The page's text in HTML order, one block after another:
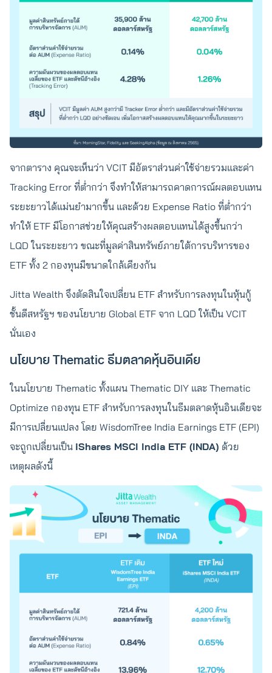
จากตาราง คุณจะเห็นว่า VCIT มีอัตราส่วนค่าใช้จ่ายรวมและค่า
Tracking Error ที่ต่ำกว่า จึงทำให้สามารถคาดการณ์ผลตอบแทน
ระยะยาวได้แม่นยำมากขึ้น และด้วย Expense Ratio ที่ต่ำกว่า
ทำให้ ETF มีโอกาสช่วยให้คุณสร้างผลตอบแทนได้สูงขึ้นกว่า
LQD ในระยะยาว ขณะที่มูลค่าสินทรัพย์ภายใต้การบริหารของ
ETF ทั้ง 2 กองทุนมีขนาดใกล้เคียงกัน
Jitta Wealth จึงตัดสินใจเปลี่ยน ETF สำหรับการลงทุนในหุ้นกู้
ชั้นดีสหรัฐฯ ของนโยบาย Global ETF จาก LQD ให้เป็น VCIT
นั่นเอง
นโยบาย Thematic ธีมตลาดหุ้นอินเดีย
ในนโยบาย Thematic ทั้งแผน Thematic DIY และ Thematic
Optimize กองทุน ETF สำหรับการลงทุนในธีมตลาดหุ้นอินเดียจะ
มีการเปลี่ยนแปลง โดย WisdomTree India Earnings ETF (EPI)
จะถูกเปลี่ยนเป็น iShares MSCI India ETF (INDA) ด้วย
เหตุผลดังนี้